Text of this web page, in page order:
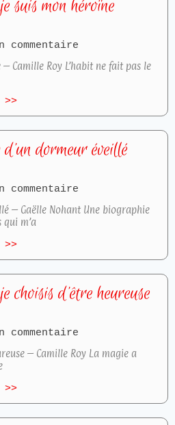
mon héroïne
commentaire
Camille Roy L’habit ne fait pas le
dormeur éveillé
commentaire
– Gaëlle Nohant Une biographie
qui m’a
d’être heureuse
commentaire
– Camille Roy La magie a